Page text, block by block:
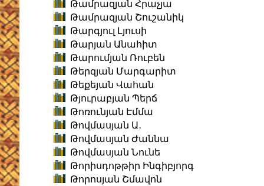
Թամրազյան Հրաչյա
Թամրազյան Շուշանիկ
Թարգյուլ Լյուսի
Թարյան Անահիտ
Թարումյան Ռուբեն
Թերզյան Մարգարիտ
Թեքեյան Վահան
Թյուրաբյան Պերճ
Թոռունյան Էմմա
Թովմասյան Ա․
Թովմասյան Ժաննա
Թովմասյան Նունե
Թորիսդոթթիր Ինգիբյորգ
Թորոսյան Շմավոն